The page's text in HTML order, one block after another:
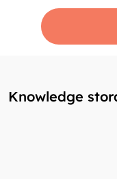
Knowledge